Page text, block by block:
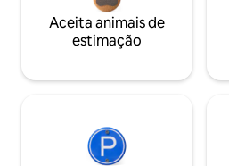
Aceita animais de
estimação